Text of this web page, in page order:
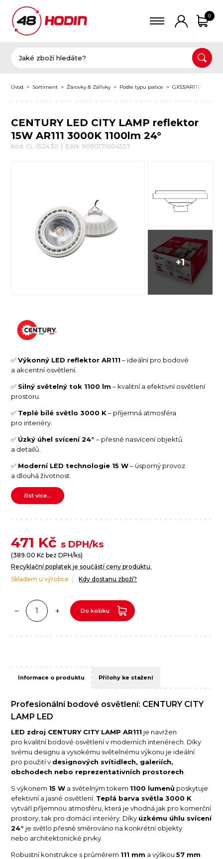
0
Úvod Sortiment Žárovky & Zářivky Podle typu patice GX53/AR111/G53
CENTURY LED CITY LAMP reflektor
15W AR111 3000K 1100lm 24°
Kód: CL-152430 | EAN: 9090171004557
+1
✅Výkonný LED reflektor AR111 – ideální pro bodové
a akcentní osvětlení.
✅ Silný světelný tok 1100 lm – kvalitní a efektivní osvětlení
prostoru.
✅ Teplé bílé světlo 3000 K – příjemná atmosféra
pro interiéry.
✅ Úzký úhel svícení 24° – přesné nasvícení objektů
a detailů.
✅ Moderní LED technologie 15 W– úsporný provoz
a dlouhá životnost.
číst více...
471 Kč s DPH/ks
(389.00 Kč bez DPH/ks)
Recyklační poplatek je součástí ceny produktu.
Skladem u výrobce
Kdy dostanu zboží?
Do košíku
Informace o produktu Přílohy ke stažení
Profesionální bodové osvětlení: CENTURY CITY
LAMP LED
LED zdroj CENTURY CITY LAMP AR111 je navržen
pro kvalitní bodové osvětlení v moderních interiérech. Díky
svému designu a vysokému světelnému výkonu je ideální
pro použití v designových svítidlech, galeriích,
obchodech nebo reprezentativních prostorech
S výkonem 15 W a světelným tokem 1100 lumenů poskytuje
efektivní a jasné osvětlení. Teplá barva světla 3000 K
vytváří příjemnou atmosféru, která je vhodná jak pro komerční
prostory, tak pro domácí interiéry. Díky úzkému úhlu svícení
24° je světlo přesně směrováno na konkrétní objekty
nebo architektonické prvky.
Robustní konstrukce s průměrem 111 mm a výškou57 mm